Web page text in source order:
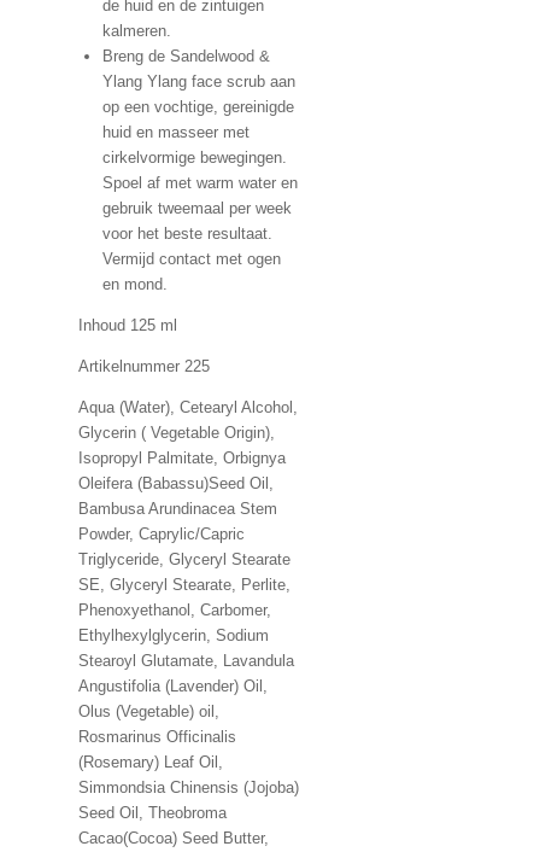
de huid en de zintuigen
kalmeren.
Breng de Sandelwood &
Ylang Ylang face scrub aan
op een vochtige, gereinigde
huid en masseer met
cirkelvormige bewegingen.
Spoel af met warm water en
gebruik tweemaal per week
voor het beste resultaat.
Vermijd contact met ogen
en mond.
Inhoud 125 ml
Artikelnummer 225
Aqua (Water), Cetearyl Alcohol,
Glycerin ( Vegetable Origin),
Isopropyl Palmitate, Orbignya
Oleifera (Babassu)Seed Oil,
Bambusa Arundinacea Stem
Powder, Caprylic/Capric
Triglyceride, Glyceryl Stearate
SE, Glyceryl Stearate, Perlite,
Phenoxyethanol, Carbomer,
Ethylhexylglycerin, Sodium
Stearoyl Glutamate, Lavandula
Angustifolia (Lavender) Oil,
Olus (Vegetable) oil,
Rosmarinus Officinalis
(Rosemary) Leaf Oil,
Simmondsia Chinensis (Jojoba)
Seed Oil, Theobroma
Cacao(Cocoa) Seed Butter,